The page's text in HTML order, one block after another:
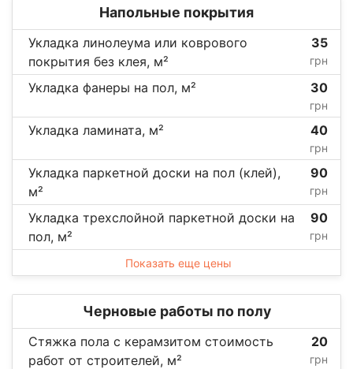
Напольные покрытия
Укладка линолеума или коврового
покрытия без клея, м²
35
грн
Укладка фанеры на пол, м² 30
грн
Укладка ламината, м² 40
грн
Укладка паркетной доски на пол (клей),
м²
90
грн
Укладка трехслойной паркетной доски на
пол, м²
90
грн
Показать еще цены
Черновые работы по полу
Стяжка пола с керамзитом стоимость
работ от строителей, м²
20
грн